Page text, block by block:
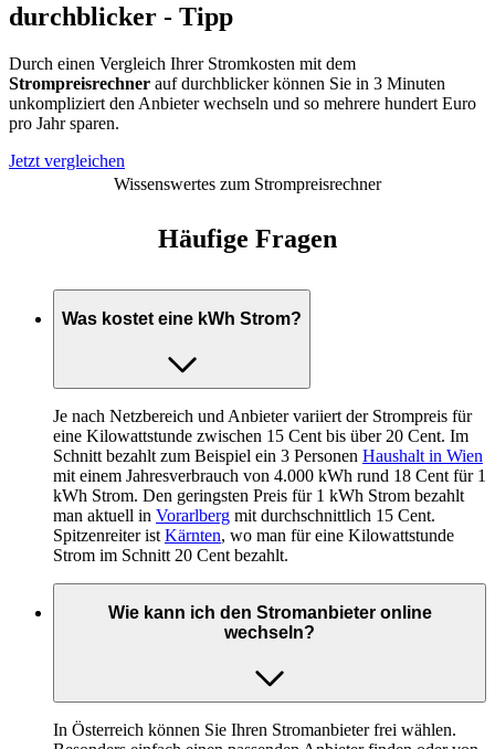
durchblicker - Tipp
Durch einen Vergleich Ihrer Stromkosten mit dem
Strompreisrechner auf durchblicker können Sie in 3 Minuten
unkompliziert den Anbieter wechseln und so mehrere hundert Euro
pro Jahr sparen.
Jetzt vergleichen
Wissenswertes zum Strompreisrechner
Häufige Fragen
Was kostet eine kWh Strom?
Je nach Netzbereich und Anbieter variiert der Strompreis für
eine Kilowattstunde zwischen 15 Cent bis über 20 Cent. Im
Schnitt bezahlt zum Beispiel ein 3 Personen Haushalt in Wien
mit einem Jahresverbrauch von 4.000 kWh rund 18 Cent für 1
kWh Strom. Den geringsten Preis für 1 kWh Strom bezahlt
man aktuell in Vorarlberg mit durchschnittlich 15 Cent.
Spitzenreiter ist Kärnten, wo man für eine Kilowattstunde
Strom im Schnitt 20 Cent bezahlt.
Wie kann ich den Stromanbieter online
wechseln?
In Österreich können Sie Ihren Stromanbieter frei wählen.